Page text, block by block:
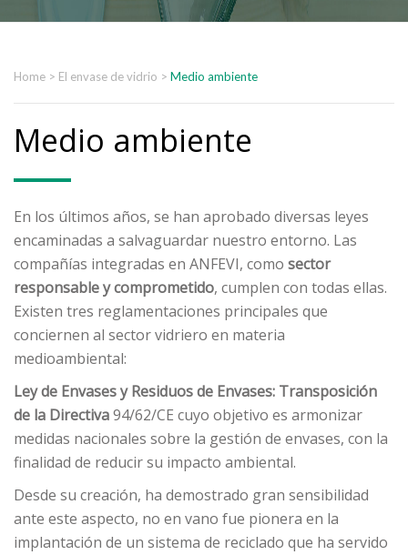
Home > El envase de vidrio > Medio ambiente
Medio ambiente
En los últimos años, se han aprobado diversas leyes
encaminadas a salvaguardar nuestro entorno. Las
compañías integradas en ANFEVI, como sector
responsable y comprometido, cumplen con todas ellas.
Existen tres reglamentaciones principales que
conciernen al sector vidriero en materia
medioambiental:
Ley de Envases y Residuos de Envases: Transposición
de la Directiva94/62/CE cuyo objetivo es armonizar
medidas nacionales sobre la gestión de envases, con la
finalidad de reducir su impacto ambiental.
Desde su creación, ha demostrado gran sensibilidad
ante este aspecto, no en vano fue pionera en la
implantación de un sistema de reciclado que ha servido